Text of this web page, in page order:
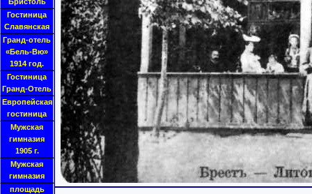
Гостиница
Славянская
Гранд-отель
«Бель-Вю»
1914 год.
Гостиница
Гранд-Отель
Европейская
гостиница
Мужская
гимназия
1905 г.
Мужская
гимназия
площадь